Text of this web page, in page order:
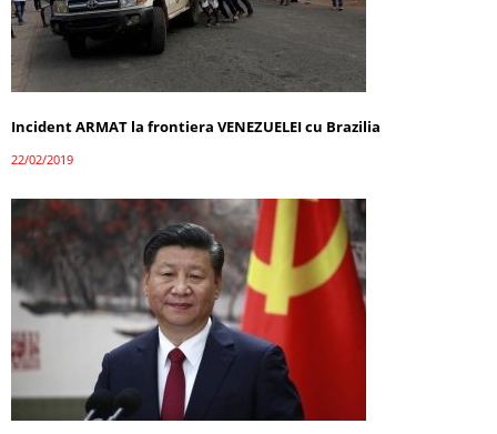
Incident ARMAT la frontiera VENEZUELEI cu Brazilia
22/02/2019